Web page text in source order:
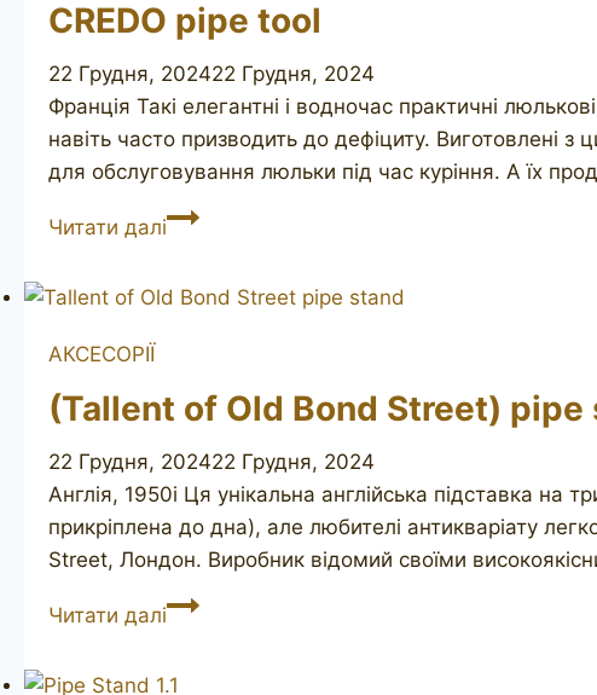
CREDO pipe tool
22 Грудня, 202422 Грудня, 2024
Франція Такі елегантні і водночас практичні
навіть часто призводить до дефіциту. Виготовлені
для обслуговування люльки під час куріння. А їх
Читати даліCREDO
АКСЕСОРІЇ
(Tallent of Old Bond Street) pipe
22 Грудня, 202422 Грудня, 2024
Англія, 1950і Ця унікальна англійська підставка
прикріплена до дна), але любителі антикваріату
Street, Лондон. Виробник відомий своїми
Читати далі(Tallent